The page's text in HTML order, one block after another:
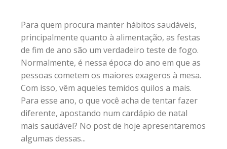
Para quem procura manter hábitos saudáveis,
principalmente quanto à alimentação, as festas
de fim de ano são um verdadeiro teste de fogo.
Normalmente, é nessa época do ano em que as
pessoas cometem os maiores exageros à mesa.
Com isso, vêm aqueles temidos quilos a mais.
Para esse ano, o que você acha de tentar fazer
diferente, apostando num cardápio de natal
mais saudável? No post de hoje apresentaremos
algumas dessas...